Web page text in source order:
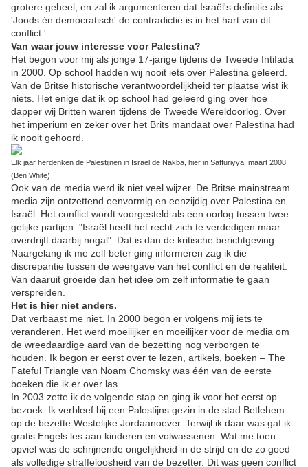
grotere geheel, en zal ik argumenteren dat Israël's definitie als
'Joods én democratisch' de contradictie is in het hart van dit
conflict.'
Van waar jouw interesse voor Palestina?
Het begon voor mij als jonge 17-jarige tijdens de Tweede Intifada
in 2000. Op school hadden wij nooit iets over Palestina geleerd.
Van de Britse historische verantwoordelijkheid ter plaatse wist ik
niets. Het enige dat ik op school had geleerd ging over hoe
dapper wij Britten waren tijdens de Tweede Wereldoorlog. Over
het imperium en zeker over het Brits mandaat over Palestina had
ik nooit gehoord.
Elk jaar herdenken de Palestijnen in Israël de Nakba, hier in Saffuriyya, maart 2008
(Ben White)
Ook van de media werd ik niet veel wijzer. De Britse mainstream
media zijn ontzettend eenvormig en eenzijdig over Palestina en
Israël. Het conflict wordt voorgesteld als een oorlog tussen twee
gelijke partijen. "Israël heeft het recht zich te verdedigen maar
overdrijft daarbij nogal". Dat is dan de kritische berichtgeving.
Naargelang ik me zelf beter ging informeren zag ik die
discrepantie tussen de weergave van het conflict en de realiteit.
Van daaruit groeide dan het idee om zelf informatie te gaan
verspreiden.
Het is hier niet anders.
Dat verbaast me niet. In 2000 begon er volgens mij iets te
veranderen. Het werd moeilijker en moeilijker voor de media om
de wreedaardige aard van de bezetting nog verborgen te
houden. Ik begon er eerst over te lezen, artikels, boeken – The
Fateful Triangle van Noam Chomsky was één van de eerste
boeken die ik er over las.
In 2003 zette ik de volgende stap en ging ik voor het eerst op
bezoek. Ik verbleef bij een Palestijns gezin in de stad Betlehem
op de bezette Westelijke Jordaanoever. Terwijl ik daar was gaf ik
gratis Engels les aan kinderen en volwassenen. Wat me toen
opviel was de schrijnende ongelijkheid in de strijd en de zo goed
als volledige straffeloosheid van de bezetter. Dit was geen conflict